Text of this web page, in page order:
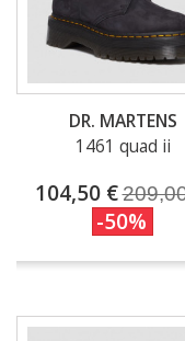
DR. MARTENS
1461 quad ii
104,50 €
-50%